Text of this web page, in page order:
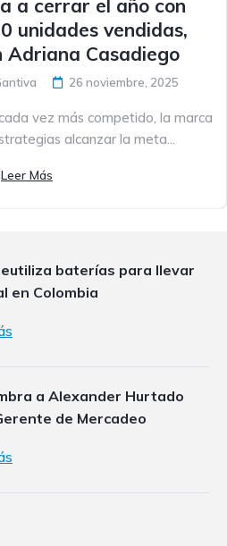
a cerrar el año con
unidades vendidas,
Adriana Casadiego
26 noviembre, 2025
vez más competido, la marca
alcanzar la meta...
Leer Más
baterías para llevar
en Colombia
a Alexander Hurtado
de Mercadeo